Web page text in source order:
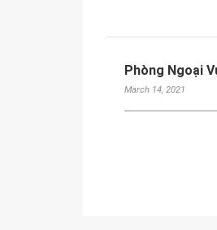
Phòng Ngoại
March 14, 2021